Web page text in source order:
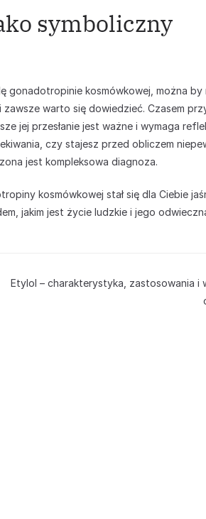
symboliczny
gonadotropinie kosmówkowej, można by
zawsze warto się dowiedzieć. Czasem
jej przesłanie jest ważne i wymaga
czy stajesz przed obliczem
jest kompleksowa diagnoza.
kosmówkowej stał się dla Ciebie
jakim jest życie ludzkie i jego
Etylol – charakterystyka, zastosowania i